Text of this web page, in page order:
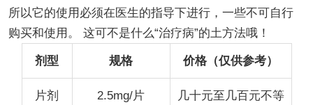
所以它的使用必须在医生的指导下进行，一些不可自行
购买和使用。 这可不是什么“治疗病”的土方法哦！
剂型 规格 价格（仅供参考）
片剂 2.5mg/片 几十元至几百元不等